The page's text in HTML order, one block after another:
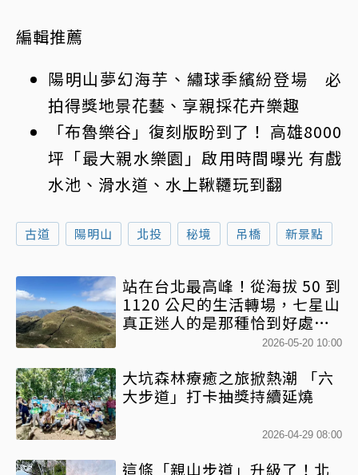
編輯推薦
陽明山夢幻海芋、繡球季繽紛登場 必
拍得獎地景花藝、享親採花卉樂趣
「布魯樂谷」復刻版盼到了！ 高雄8000
坪「最大親水樂園」啟用時間曝光 有戲
水池、滑水道、水上鞦韆玩到翻
古道 陽明山 北投 秘境 吊橋 新景點
站在台北最高峰！從海拔 50 到
1120 公尺的生活轉場，七星山
真正迷人的是那種恰到好處的
2026-05-20 10:00
大坑森林療癒之旅掀熱潮 「六
大步道」打卡抽獎持續延燒
2026-04-29 08:00
這條「親山步道」升級了！北